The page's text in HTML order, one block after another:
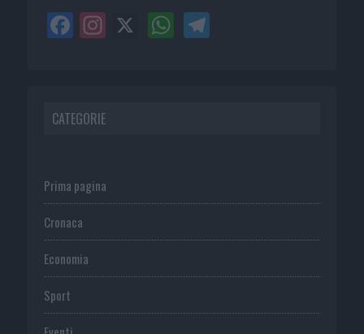
CATEGORIE
Prima pagina
Cronaca
Economia
Sport